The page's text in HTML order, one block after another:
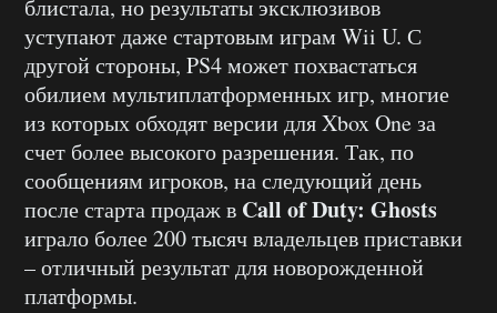
блистала, но результаты эксклюзивов
уступают даже стартовым играм Wii U. С
другой стороны, PS4 может похвастаться
обилием мультиплатформенных игр, многие
из которых обходят версии для Xbox One за
счет более высокого разрешения. Так, по
сообщениям игроков, на следующий день
после старта продаж в Call of Duty: Ghosts
играло более 200 тысяч владельцев приставки
– отличный результат для новорожденной
платформы.